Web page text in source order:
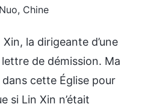
Chine
la dirigeante d’une
de démission. Ma
dans cette Église pour
si Lin Xin n’était